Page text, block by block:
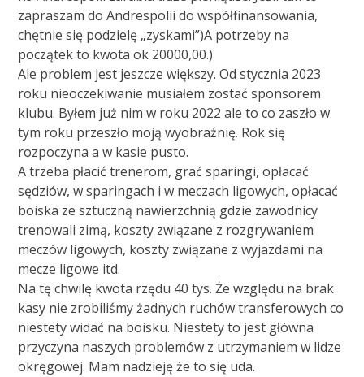
zapraszam do Andrespolii do współfinansowania,
chętnie się podzielę „zyskami”)A potrzeby na
początek to kwota ok 20000,00.)
Ale problem jest jeszcze większy. Od stycznia 2023
roku nieoczekiwanie musiałem zostać sponsorem
klubu. Byłem już nim w roku 2022 ale to co zaszło w
tym roku przeszło moją wyobraźnię. Rok się
rozpoczyna a w kasie pusto.
A trzeba płacić trenerom, grać sparingi, opłacać
sędziów, w sparingach i w meczach ligowych, opłacać
boiska ze sztuczną nawierzchnią gdzie zawodnicy
trenowali zimą, koszty związane z rozgrywaniem
meczów ligowych, koszty związane z wyjazdami na
mecze ligowe itd.
Na tę chwilę kwota rzędu 40 tys. Że względu na brak
kasy nie zrobiliśmy żadnych ruchów transferowych co
niestety widać na boisku. Niestety to jest główna
przyczyna naszych problemów z utrzymaniem w lidze
okręgowej. Mam nadzieję że to się uda.